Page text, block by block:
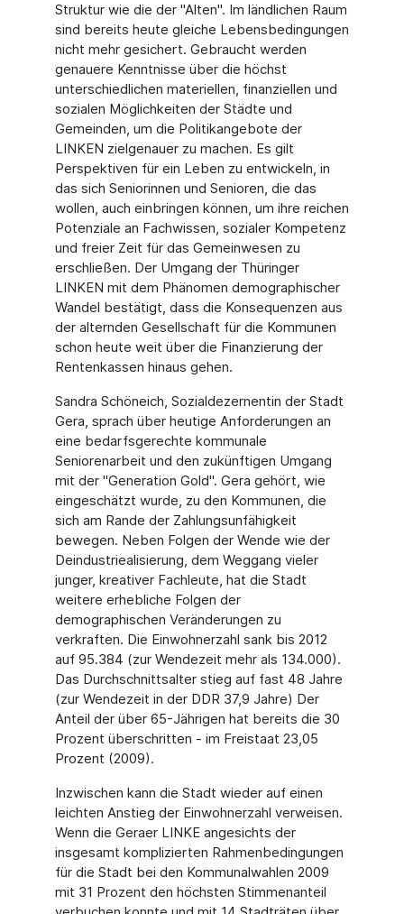
Struktur wie die der "Alten". Im ländlichen Raum
sind bereits heute gleiche Lebensbedingungen
nicht mehr gesichert. Gebraucht werden
genauere Kenntnisse über die höchst
unterschiedlichen materiellen, finanziellen und
sozialen Möglichkeiten der Städte und
Gemeinden, um die Politikangebote der
LINKEN zielgenauer zu machen. Es gilt
Perspektiven für ein Leben zu entwickeln, in
das sich Seniorinnen und Senioren, die das
wollen, auch einbringen können, um ihre reichen
Potenziale an Fachwissen, sozialer Kompetenz
und freier Zeit für das Gemeinwesen zu
erschließen. Der Umgang der Thüringer
LINKEN mit dem Phänomen demographischer
Wandel bestätigt, dass die Konsequenzen aus
der alternden Gesellschaft für die Kommunen
schon heute weit über die Finanzierung der
Rentenkassen hinaus gehen.
Sandra Schöneich, Sozialdezernentin der Stadt
Gera, sprach über heutige Anforderungen an
eine bedarfsgerechte kommunale
Seniorenarbeit und den zukünftigen Umgang
mit der "Generation Gold". Gera gehört, wie
eingeschätzt wurde, zu den Kommunen, die
sich am Rande der Zahlungsunfähigkeit
bewegen. Neben Folgen der Wende wie der
Deindustriealisierung, dem Weggang vieler
junger, kreativer Fachleute, hat die Stadt
weitere erhebliche Folgen der
demographischen Veränderungen zu
verkraften. Die Einwohnerzahl sank bis 2012
auf 95.384 (zur Wendezeit mehr als 134.000).
Das Durchschnittsalter stieg auf fast 48 Jahre
(zur Wendezeit in der DDR 37,9 Jahre) Der
Anteil der über 65-Jährigen hat bereits die 30
Prozent überschritten - im Freistaat 23,05
Prozent (2009).
Inzwischen kann die Stadt wieder auf einen
leichten Anstieg der Einwohnerzahl verweisen.
Wenn die Geraer LINKE angesichts der
insgesamt komplizierten Rahmenbedingungen
für die Stadt bei den Kommunalwahlen 2009
mit 31 Prozent den höchsten Stimmenanteil